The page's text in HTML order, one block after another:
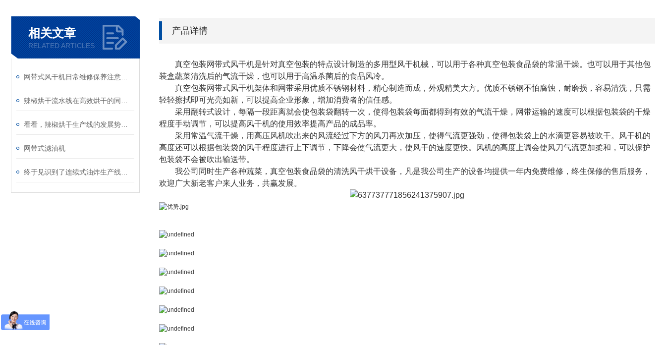
相关文章
RELATED ARTICLES
​网带式滤油机
产品详情
真空包装网带式风干机是针对真空包装的特点设计制造的多用型风干机械，可以用于各种真空包装食品袋的常温干燥。也可以用于其他包
装盒蔬菜清洗后的气流干燥，也可以用于高温杀菌后的食品风冷。
真空包装网带式风干机架体和网带采用优质不锈钢材料，精心制造而成，外观精美大方。优质不锈钢不怕腐蚀，耐磨损，容易清洗，只需
轻轻擦拭即可光亮如新，可以提高企业形象，增加消费者的信任感。
采用翻转式设计，每隔一段距离就会使包装袋翻转一次，使得包装袋每面都得到有效的气流干燥，网带运输的速度可以根据包装袋的干燥
程度手动调节，可以提高风干机的使用效率提高产品的成品率。
采用常温气流干燥，用高压风机吹出来的风流经过下方的风刀再次加压，使得气流更强劲，使得包装袋上的水滴更容易被吹干。风干机的
高度还可以根据包装袋的风干程度进行上下调节，下降会使气流更大，使风干的速度更快。风机的高度上调会使风刀气流更加柔和，可以保护
包装袋不会被吹出输送带。
我公司同时生产各种蔬菜，真空包装食品袋的清洗风干烘干设备，凡是我公司生产的设备均提供一年内免费维修，终生保修的售后服务，
欢迎广大新老客户来人业务，共赢发展。